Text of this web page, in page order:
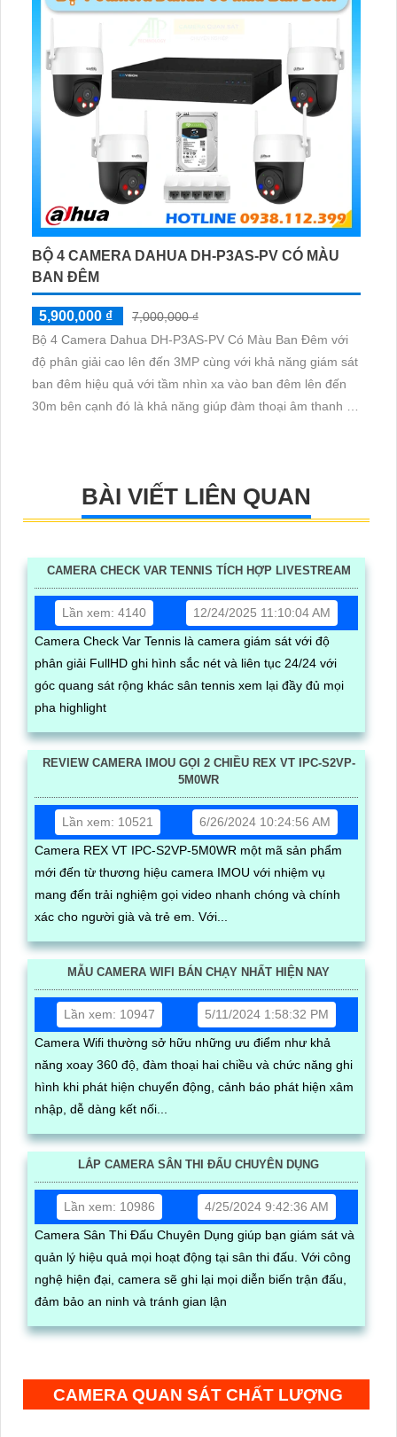
BỘ 4 CAMERA DAHUA DH-P3AS-PV CÓ MÀU
BAN ĐÊM
5,900,000 ₫
7,000,000 ₫
Bộ 4 Camera Dahua DH-P3AS-PV Có Màu Ban Đêm với
độ phân giải cao lên đến 3MP cùng với khả năng giám sát
ban đêm hiệu quả với tầm nhìn xa vào ban đêm lên đến
30m bên cạnh đó là khả năng giúp đàm thoại âm thanh 2
BÀI VIẾT LIÊN QUAN
CAMERA CHECK VAR TENNIS TÍCH HỢP LIVESTREAM
Lần xem: 4140
12/24/2025 11:10:04 AM
Camera Check Var Tennis là camera giám sát với độ
phân giải FullHD ghi hình sắc nét và liên tục 24/24 với
góc quang sát rộng khác sân tennis xem lại đầy đủ mọi
pha highlight
REVIEW CAMERA IMOU GỌI 2 CHIỀU REX VT IPC-S2VP-
5M0WR
Lần xem: 10521
6/26/2024 10:24:56 AM
Camera REX VT IPC-S2VP-5M0WR một mã sản phẩm
mới đến từ thương hiệu camera IMOU với nhiệm vụ
mang đến trải nghiệm gọi video nhanh chóng và chính
xác cho người già và trẻ em. Với...
MẪU CAMERA WIFI BÁN CHẠY NHẤT HIỆN NAY
Lần xem: 10947
5/11/2024 1:58:32 PM
Camera Wifi thường sở hữu những ưu điểm như khả
năng xoay 360 độ, đàm thoại hai chiều và chức năng ghi
hình khi phát hiện chuyển động, cảnh báo phát hiện xâm
nhập, dễ dàng kết nối...
LẮP CAMERA SÂN THI ĐẤU CHUYÊN DỤNG
Lần xem: 10986
4/25/2024 9:42:36 AM
Camera Sân Thi Đấu Chuyên Dụng giúp bạn giám sát và
quản lý hiệu quả mọi hoạt động tại sân thi đấu. Với công
nghệ hiện đại, camera sẽ ghi lại mọi diễn biến trận đấu,
đảm bảo an ninh và tránh gian lận
CAMERA QUAN SÁT CHẤT LƯỢNG